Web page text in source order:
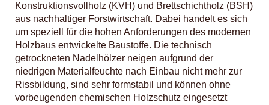
Konstruktionsvollholz (KVH) und Brettschichtholz (BSH)
aus nachhaltiger Forstwirtschaft. Dabei handelt es sich
um speziell für die hohen Anforderungen des modernen
Holzbaus entwickelte Baustoffe. Die technisch
getrockneten Nadelhölzer neigen aufgrund der
niedrigen Materialfeuchte nach Einbau nicht mehr zur
Rissbildung, sind sehr formstabil und können ohne
vorbeugenden chemischen Holzschutz eingesetzt